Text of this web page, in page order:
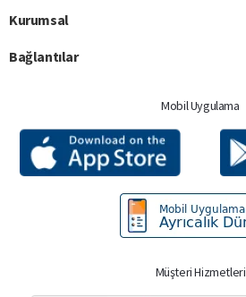
Kurumsal
Bağlantılar
Mobil Uygulama
Müşteri Hizmetleri